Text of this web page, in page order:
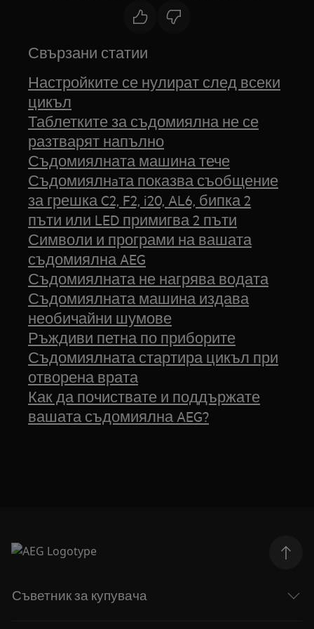
Свързани статии
Настройките се нулират след всеки
цикъл
Таблетките за съдомиялна не се
разтварят напълно
Съдомиялната машина тече
Съдомиялнaта показва съобщение
за грешка C2, F2, i20, AL6, бипка 2
пъти или LED примигва 2 пъти
Символи и програми на вашата
съдомиялна AEG
Съдомиялната не нагрява водата
Съдомиялната машина издава
необичайни шумове
Ръждиви петна по приборите
Съдомиялната стартира цикъл при
отворена врата
Как да почиствате и поддържате
вашата съдомиялна AEG?
Съветник за купувача